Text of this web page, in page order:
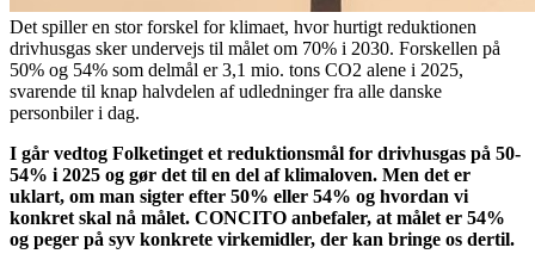
Det spiller en stor forskel for klimaet, hvor hurtigt reduktionen
drivhusgas sker undervejs til målet om 70% i 2030. Forskellen på
50% og 54% som delmål er 3,1 mio. tons CO2 alene i 2025,
svarende til knap halvdelen af udledninger fra alle danske
personbiler i dag.
I går vedtog Folketinget et reduktionsmål for drivhusgas på 50-
54% i 2025 og gør det til en del af klimaloven. Men det er
uklart, om man sigter efter 50% eller 54% og hvordan vi
konkret skal nå målet. CONCITO anbefaler, at målet er 54%
og peger på syv konkrete virkemidler, der kan bringe os dertil.